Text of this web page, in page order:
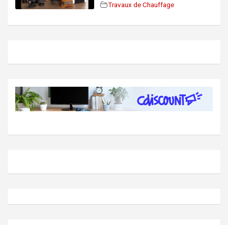
Travaux de Chauffage